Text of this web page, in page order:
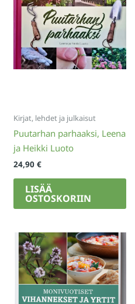
Kirjat, lehdet ja julkaisut
Puutarhan parhaaksi, Leena
ja Heikki Luoto
24,90€
LISÄÄ
OSTOSKORIIN